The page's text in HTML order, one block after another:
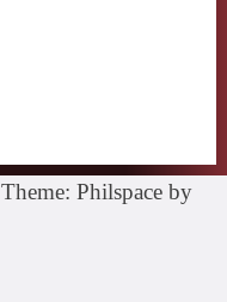
Theme: Philspace by